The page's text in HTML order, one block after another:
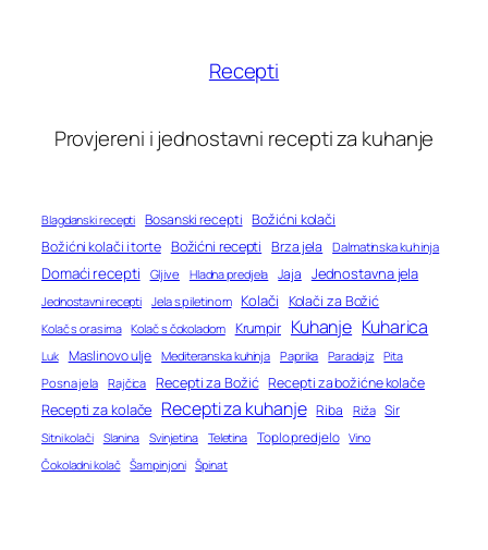
Recepti
Provjereni i jednostavni recepti za kuhanje
Blagdanski recepti Bosanski recepti Božićni kolači
Božićni kolači i torte Božićni recepti Brza jela Dalmatinska kuhinja
Domaći recepti Gljive Hladna predjela Jaja Jednostavna jela
Jednostavni recepti Jela s piletinom Kolači Kolači za Božić
Kolač s orasima Kolač s čokoladom Krumpir Kuhanje Kuharica
Luk Maslinovo ulje Mediteranska kuhinja Paprika Paradajz Pita
Posna jela Rajčica Recepti za Božić Recepti za božićne kolače
Recepti za kolače Recepti za kuhanje Riba Riža Sir
Sitni kolači Slanina Svinjetina Teletina Toplo predjelo Vino
Čokoladni kolač Šampinjoni Špinat